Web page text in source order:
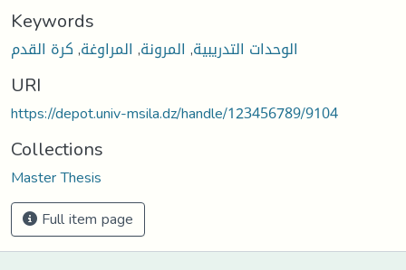
Keywords
الوحدات التدريبية, المرونة, المراوغة,كرة القدم
URI
https://depot.univ-msila.dz/handle/123456789/9104
Collections
Master Thesis
Full item page